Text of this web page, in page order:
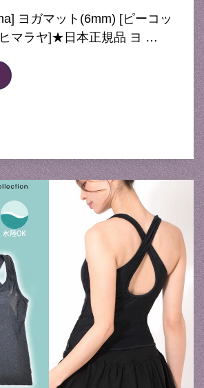
ヨガマット(6mm) [ピーコッ
マラヤ]★日本正規品 ヨ …